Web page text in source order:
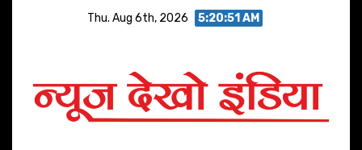
Thu. Aug 6th, 2026 5:20:52 AM